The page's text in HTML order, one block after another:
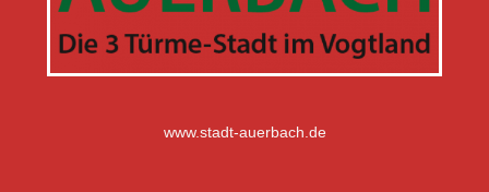
www.stadt-auerbach.de